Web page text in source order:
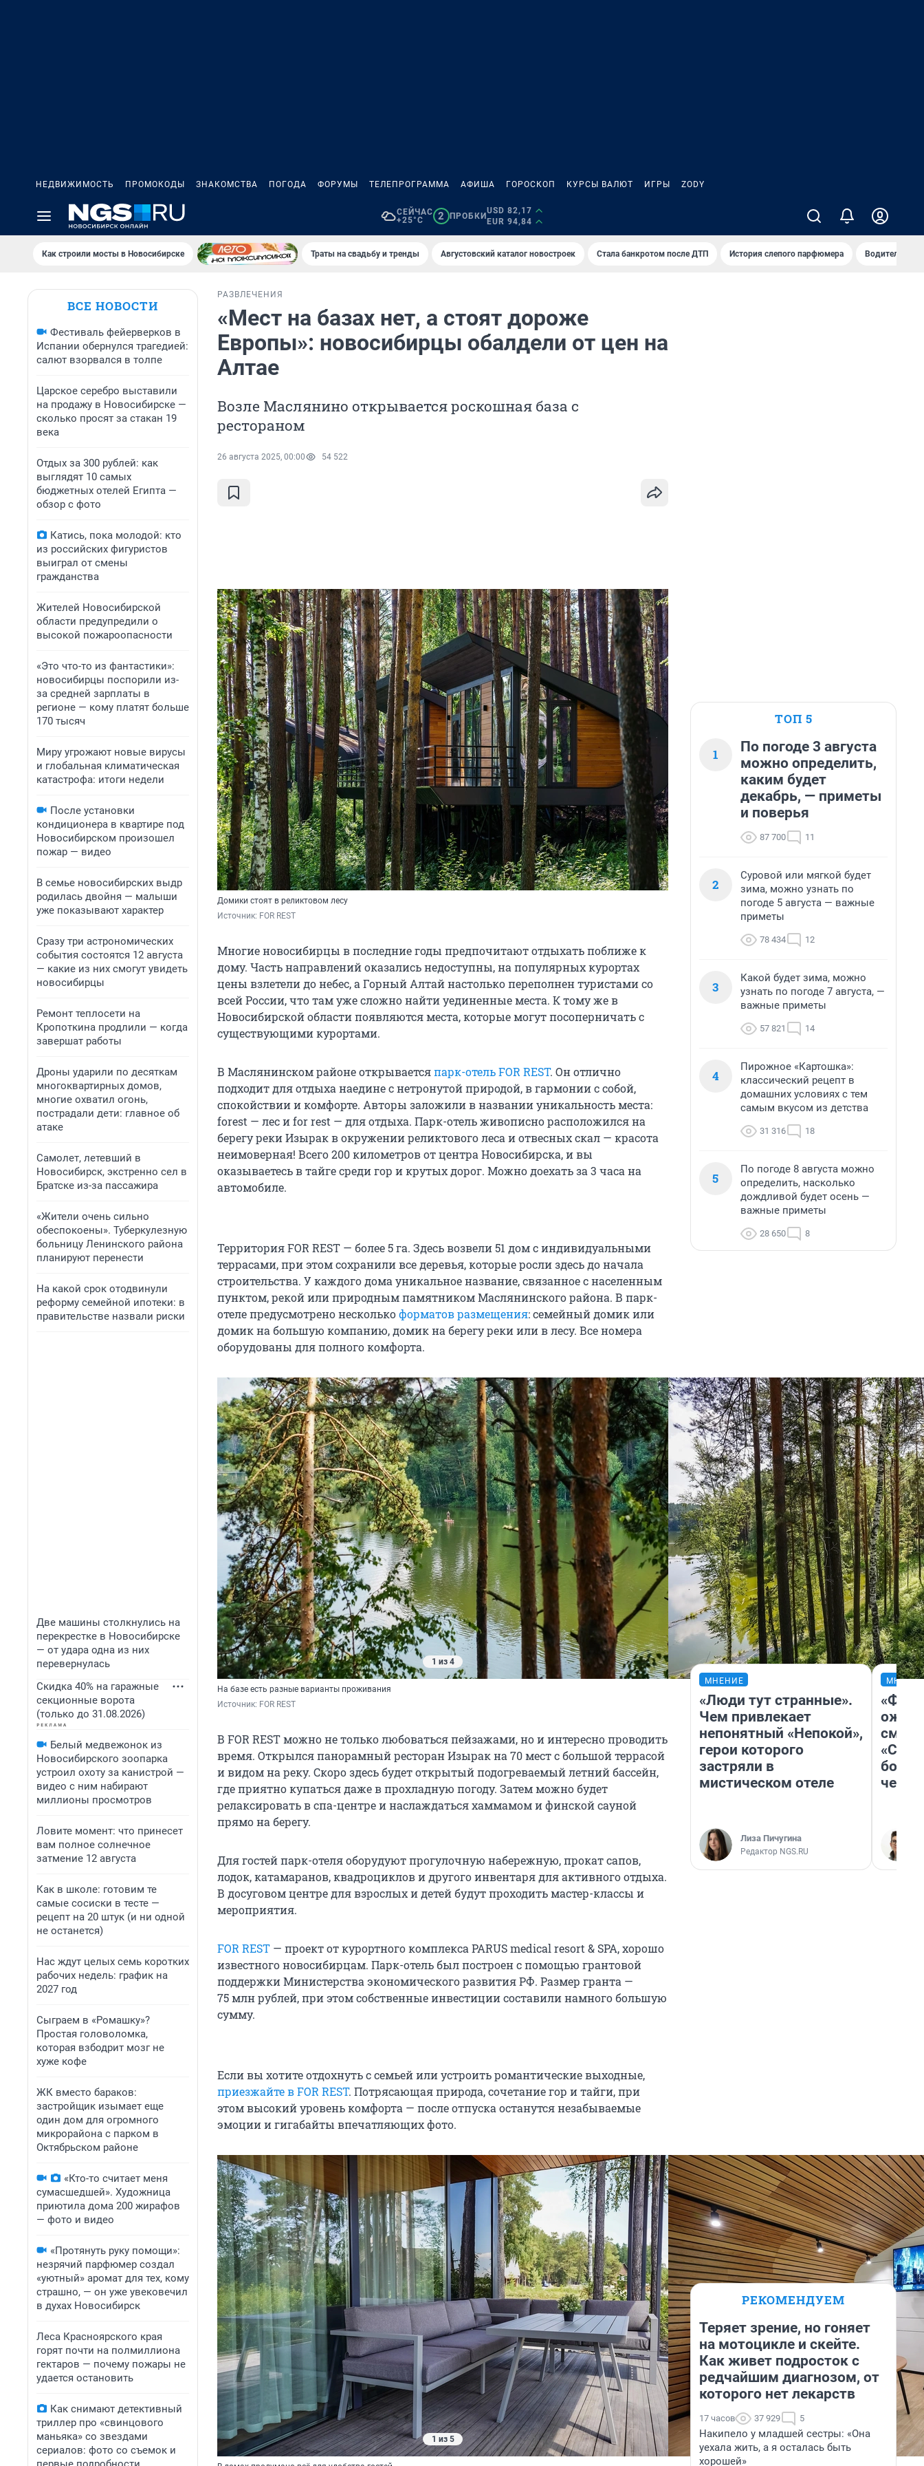
НЕДВИЖИМОСТЬ ПРОМОКОДЫ ЗНАКОМСТВА ПОГОДА ФОРУМЫ ТЕЛЕПРОГРАММА АФИША ГОРОСКОП КУРСЫ ВАЛЮТ ИГРЫ ZODY
СЕЙЧАС
+25°C
2 ПРОБКИ
USD 82,17
EUR 94,84
Как строили мосты в Новосибирске Траты на свадьбу и тренды Августовский каталог новостроек Стала банкротом после ДТП История слепого парфюмера Водители
ВСЕ НОВОСТИ
Фестиваль фейерверков в
Испании обернулся трагедией:
салют взорвался в толпе
Царское серебро выставили
на продажу в Новосибирске —
сколько просят за стакан 19
века
Отдых за 300 рублей: как
выглядят 10 самых
бюджетных отелей Египта —
обзор с фото
Катись, пока молодой: кто
из российских фигуристов
выиграл от смены
гражданства
Жителей Новосибирской
области предупредили о
высокой пожароопасности
«Это что-то из фантастики»:
новосибирцы поспорили из-
за средней зарплаты в
регионе — кому платят больше
170 тысяч
Миру угрожают новые вирусы
и глобальная климатическая
катастрофа: итоги недели
После установки
кондиционера в квартире под
Новосибирском произошел
пожар — видео
В семье новосибирских выдр
родилась двойня — малыши
уже показывают характер
Сразу три астрономических
события состоятся 12 августа
— какие из них смогут увидеть
новосибирцы
Ремонт теплосети на
Кропоткина продлили — когда
завершат работы
Дроны ударили по десяткам
многоквартирных домов,
многие охватил огонь,
пострадали дети: главное об
атаке
Самолет, летевший в
Новосибирск, экстренно сел в
Братске из-за пассажира
«Жители очень сильно
обеспокоены». Туберкулезную
больницу Ленинского района
планируют перенести
На какой срок отодвинули
реформу семейной ипотеки: в
правительстве назвали риски
Две машины столкнулись на
перекрестке в Новосибирске
— от удара одна из них
перевернулась
Скидка 40% на гаражные
секционные ворота
(только до 31.08.2026)
Белый медвежонок из
Новосибирского зоопарка
устроил охоту за канистрой —
видео с ним набирают
миллионы просмотров
Ловите момент: что принесет
вам полное солнечное
затмение 12 августа
Как в школе: готовим те
самые сосиски в тесте —
рецепт на 20 штук (и ни одной
не останется)
Нас ждут целых семь коротких
рабочих недель: график на
2027 год
Сыграем в «Ромашку»?
Простая головоломка,
которая взбодрит мозг не
хуже кофе
ЖК вместо бараков:
застройщик изымает еще
один дом для огромного
микрорайона с парком в
Октябрьском районе
«Кто-то считает меня
сумасшедшей». Художница
приютила дома 200 жирафов
— фото и видео
«Протянуть руку помощи»:
незрячий парфюмер создал
«уютный» аромат для тех, кому
страшно, — он уже увековечил
в духах Новосибирск
Леса Красноярского края
горят почти на полмиллиона
гектаров — почему пожары не
удается остановить
Как снимают детективный
триллер про «свинцового
маньяка» со звездами
сериалов: фото со съемок и
РАЗВЛЕЧЕНИЯ
«Мест на базах нет, а стоят дороже
Европы»: новосибирцы обалдели от цен на
Алтае
Возле Маслянино открывается роскошная база с
рестораном
26 августа 2025, 00:00 54 522
Домики стоят в реликтовом лесу
Источник: FOR REST
Многие новосибирцы в последние годы предпочитают отдыхать поближе к
дому. Часть направлений оказались недоступны, на популярных курортах
цены взлетели до небес, а Горный Алтай настолько переполнен туристами со
всей России, что там уже сложно найти уединенные места. К тому же в
Новосибирской области появляются места, которые могут посоперничать с
существующими курортами.
В Маслянинском районе открываетсяпарк-отель FOR REST. Он отлично
подходит для отдыха наедине с нетронутой природой, в гармонии с собой,
спокойствии и комфорте. Авторы заложили в названии уникальность места:
forest — лес и for rest — для отдыха. Парк-отель живописно расположился на
берегу реки Изырак в окружении реликтового леса и отвесных скал — красота
неимоверная! Всего 200 километров от центра Новосибирска, и вы
оказываетесь в тайге среди гор и крутых дорог. Можно доехать за 3 часа на
автомобиле.
Территория FOR REST — более 5 га. Здесь возвели 51 дом с индивидуальными
террасами, при этом сохранили все деревья, которые росли здесь до начала
строительства. У каждого дома уникальное название, связанное с населенным
пунктом, рекой или природным памятником Маслянинского района. В парк-
отеле предусмотрено несколькоформатов размещения: семейный домик или
домик на большую компанию, домик на берегу реки или в лесу. Все номера
оборудованы для полного комфорта.
1 из 4
На базе есть разные варианты проживания
Источник: FOR REST
В FOR REST можно не только любоваться пейзажами, но и интересно проводить
время. Открылся панорамный ресторан Изырак на 70 мест с большой террасой
и видом на реку. Скоро здесь будет открытый подогреваемый летний бассейн,
где приятно купаться даже в прохладную погоду. Затем можно будет
релаксировать в спа-центре и наслаждаться хаммамом и финской сауной
прямо на берегу.
Для гостей парк-отеля оборудуют прогулочную набережную, прокат сапов,
лодок, катамаранов, квадроциклов и другого инвентаря для активного отдыха.
В досуговом центре для взрослых и детей будут проходить мастер-классы и
мероприятия.
FOR REST — проект от курортного комплекса PARUS medical resort & SPA, хорошо
известного новосибирцам. Парк-отель был построен с помощью грантовой
поддержки Министерства экономического развития РФ. Размер гранта —
75 млн рублей, при этом собственные инвестиции составили намного большую
сумму.
Если вы хотите отдохнуть с семьей или устроить романтические выходные,
приезжайте в FOR REST. Потрясающая природа, сочетание гор и тайги, при
этом высокий уровень комфорта — после отпуска останутся незабываемые
эмоции и гигабайты впечатляющих фото.
1 из 5
ТОП 5
1
По погоде 3 августа
можно определить,
каким будет
декабрь, — приметы
и поверья
87 700 11
2
Суровой или мягкой будет
зима, можно узнать по
погоде 5 августа — важные
приметы
78 434 12
3
Какой будет зима, можно
узнать по погоде 7 августа, —
важные приметы
57 821 14
4
Пирожное «Картошка»:
классический рецепт в
домашних условиях с тем
самым вкусом из детства
31 316 18
5
По погоде 8 августа можно
определить, насколько
дождливой будет осень —
важные приметы
28 650 8
МНЕНИЕ
«Люди тут странные».
Чем привлекает
непонятный «Непокой»,
герои которого
застряли в
мистическом отеле
Лиза Пичугина
Редактор NGS.RU
РЕКОМЕНДУЕМ
Теряет зрение, но гоняет
на мотоцикле и скейте.
Как живет подросток с
редчайшим диагнозом, от
которого нет лекарств
17 часов 37 929 5
Накипело у младшей сестры: «Она
уехала жить, а я осталась быть
хорошей»